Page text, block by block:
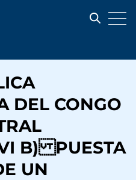
DEL CONGO
B) PUESTA
UN